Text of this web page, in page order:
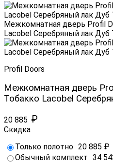
Межкомнатная дверь Profil
Lacobel Серебряный лак Дуб
Profil Doors
Межкомнатная дверь
Тобакко Lacobel
20 885 ₽
Скидка
Только полотно 20 885 ₽
Обычный комплект 34